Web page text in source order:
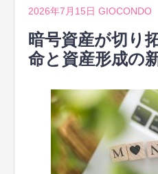
2026年7月15日 GIOCONDO
暗号資産が切り
命と資産形成の